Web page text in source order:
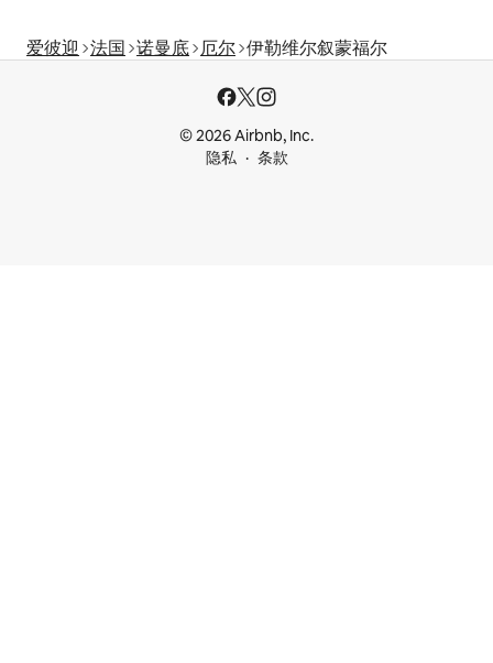
爱彼迎 法国 诺曼底 厄尔 伊勒维尔叙蒙福尔
© 2026 Airbnb, Inc.
隐私
条款